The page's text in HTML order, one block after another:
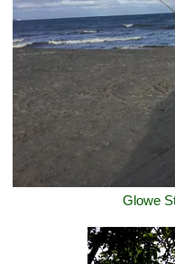
Glowe